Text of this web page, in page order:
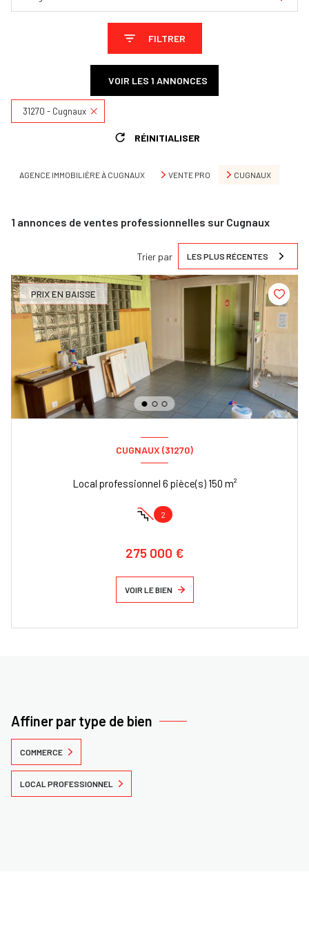
FILTRER
VOIR LES 1 ANNONCES
31270 - Cugnaux
RÉINITIALISER
AGENCE IMMOBILIÈRE À CUGNAUX VENTE PRO CUGNAUX
1 annonces de ventes professionnelles sur Cugnaux
Trier par LES PLUS RÉCENTES
PRIX EN BAISSE
CUGNAUX (31270)
Local professionnel 6 pièce(s) 150 m²
2
275 000 €
VOIR LE BIEN
Affiner par type de bien
COMMERCE
LOCAL PROFESSIONNEL